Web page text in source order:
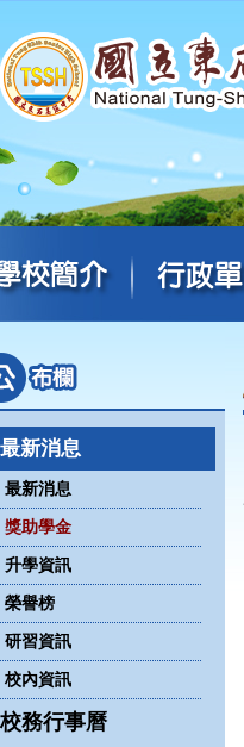
最新消息
最新消息
獎助學金
升學資訊
榮譽榜
研習資訊
校內資訊
校務行事曆